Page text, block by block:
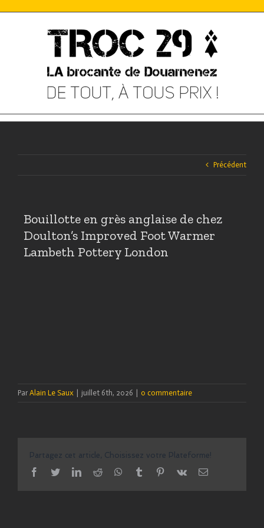
Précédent
Bouillotte en grès anglaise de chez
Doulton’s Improved Foot Warmer
Lambeth Pottery London
Par Alain Le Saux | juillet 6th, 2026 | 0 commentaire
Partagez cet article, Choisissez votre Plateforme!
facebook
twitterlinkedinreddit whatsapptumblr pinterest
vk Email